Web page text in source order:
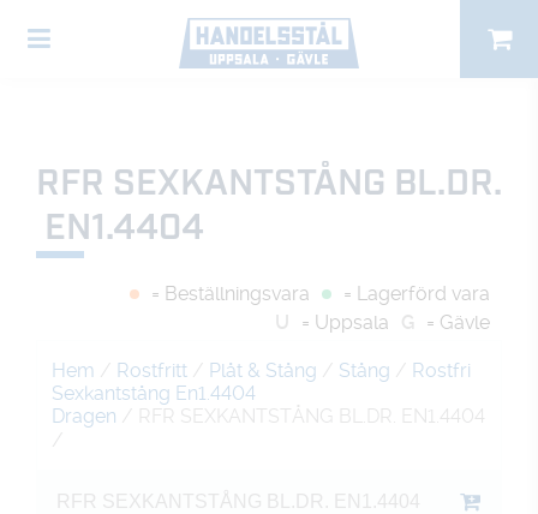
RFR SEXKANTSTÅNG BL.DR.
EN1.4404
= Beställningsvara
= Lagerförd vara
U
= Uppsala G = Gävle
Hem / Rostfritt / Plåt & Stång / Stång / Rostfri
Sexkantstång En1.4404
Dragen / RFR SEXKANTSTÅNG BL.DR. EN1.4404
/
RFR SEXKANTSTÅNG BL.DR. EN1.4404